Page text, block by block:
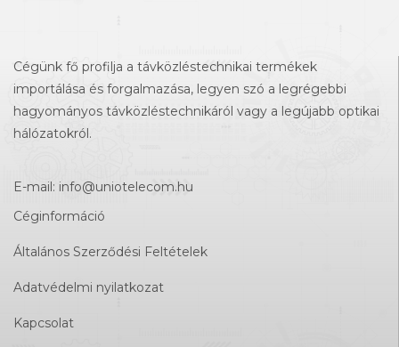
Cégünk fő profilja a távközléstechnikai termékek
importálása és forgalmazása, legyen szó a legrégebbi
hagyományos távközléstechnikáról vagy a legújabb optikai
hálózatokról.
E-mail: info@uniotelecom.hu
Céginformáció
Általános Szerződési Feltételek
Adatvédelmi nyilatkozat
Kapcsolat